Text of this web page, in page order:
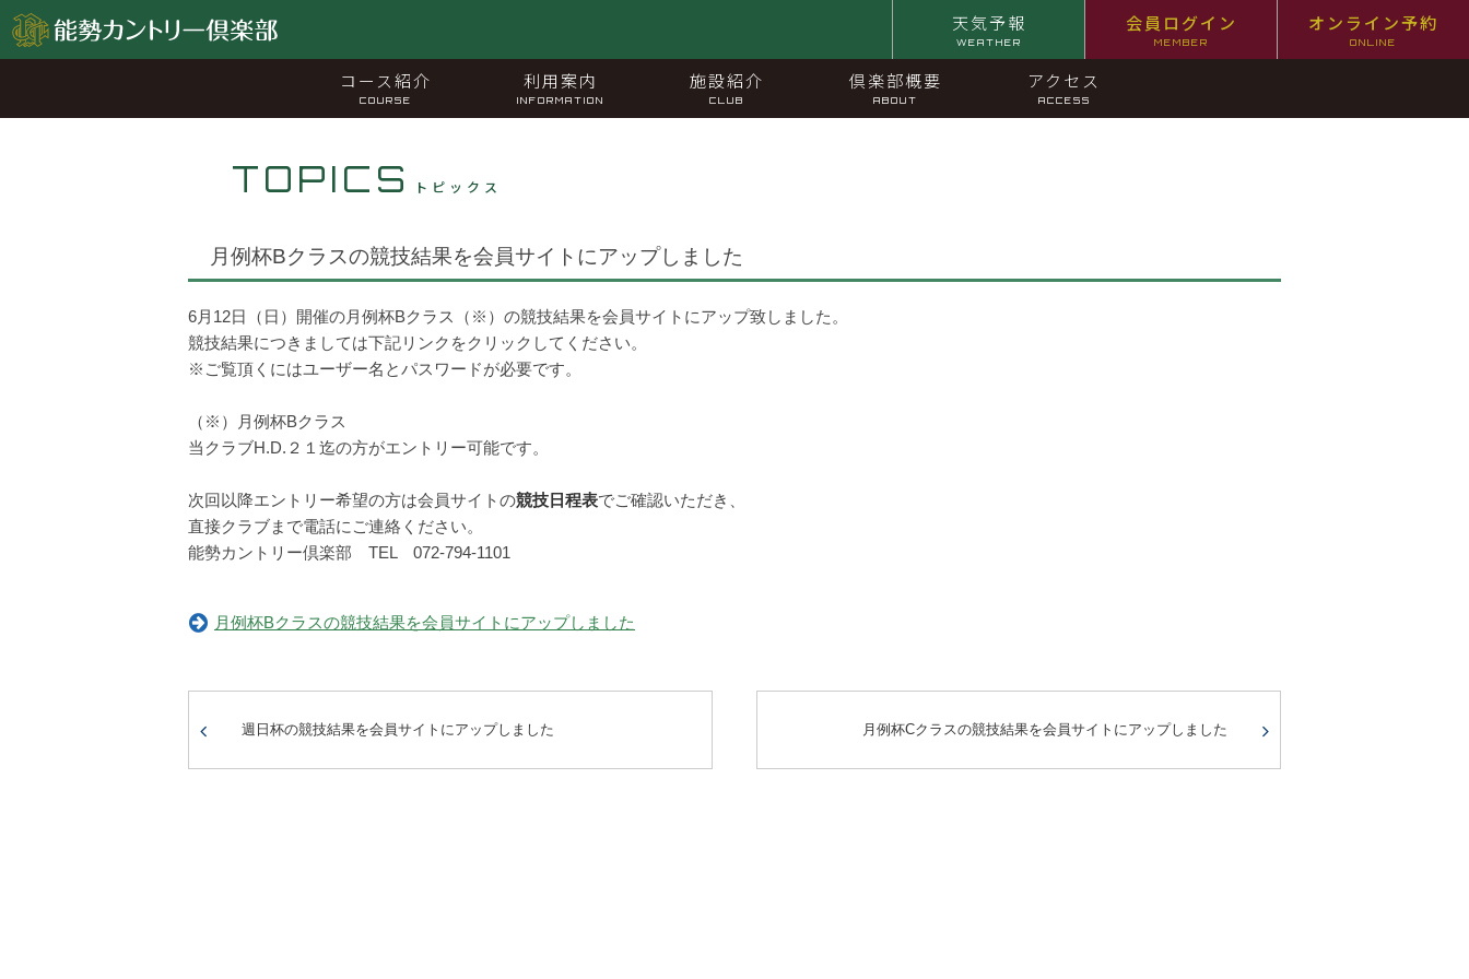
天気予報
WEATHER
会員ログイン
MEMBER
オンライン予約
ONLINE
コース紹介
COURSE
利用案内
INFORMATION
施設紹介
CLUB
倶楽部概要
ABOUT
アクセス
ACCESS
TOPICS トピックス
月例杯Bクラスの競技結果を会員サイトにアップしました
6月12日（日）開催の月例杯Bクラス（※）の競技結果を会員サイトにアップ致しました。
競技結果につきましては下記リンクをクリックしてください。
※ご覧頂くにはユーザー名とパスワードが必要です。
（※）月例杯Bクラス
当クラブH.D.２１迄の方がエントリー可能です。
次回以降エントリー希望の方は会員サイトの競技日程表でご確認いただき、
直接クラブまで電話にご連絡ください。
能勢カントリー倶楽部 TEL 072-794-1101
月例杯Bクラスの競技結果を会員サイトにアップしました
週日杯の競技結果を会員サイトにアップしました 月例杯Cクラスの競技結果を会員サイトにアップしました